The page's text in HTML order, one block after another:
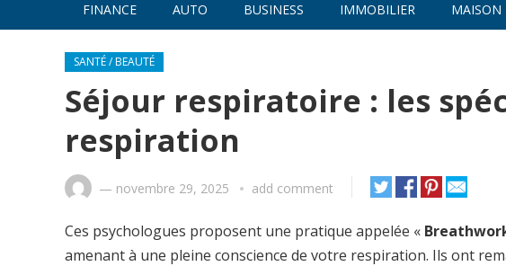
FINANCE AUTO BUSINESS IMMOBILIER MAISON
SANTÉ / BEAUTÉ
Séjour respiratoire : les
respiration
— novembre 29, 2025 add comment
Ces psychologues proposent une pratique appelée «
amenant à une pleine conscience de votre respiration. Ils ont